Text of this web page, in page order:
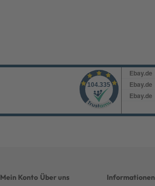
Mein Konto Über uns Informationen